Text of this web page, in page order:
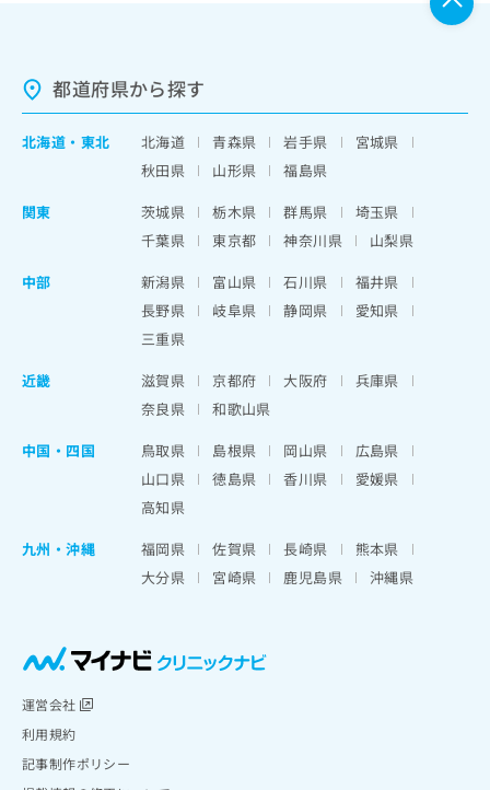
都道府県から探す
北海道 ・ 東北 北海道 青森県 岩手県
宮城県
秋田県
山形県
福島県
関東
茨城県 栃木県 群馬県
埼玉県
千葉県
東京都 神奈川県
山梨県
中部
新潟県 富山県 石川県
福井県
長野県
岐阜県 静岡県
愛知県
三重県
近畿
滋賀県 京都府 大阪府
兵庫県
奈良県
和歌山県
中国・四国
鳥取県 島根県 岡山県
広島県
山口県
徳島県 香川県
愛媛県
高知県
九州・沖縄
福岡県 佐賀県 長崎県
熊本県
大分県
宮崎県 鹿児島県 沖縄県
運営会社
利用規約
記事制作ポリシー